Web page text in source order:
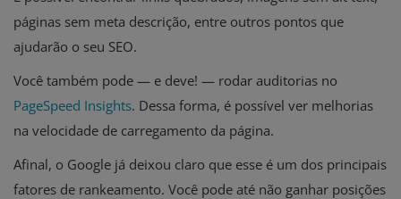
páginas sem meta descrição, entre outros pontos que
ajudarão o seu SEO.
Você também pode — e deve! — rodar auditorias no
PageSpeed Insights. Dessa forma, é possível ver melhorias
na velocidade de carregamento da página.
Afinal, o Google já deixou claro que esse é um dos principais
fatores de rankeamento. Você pode até não ganhar posições